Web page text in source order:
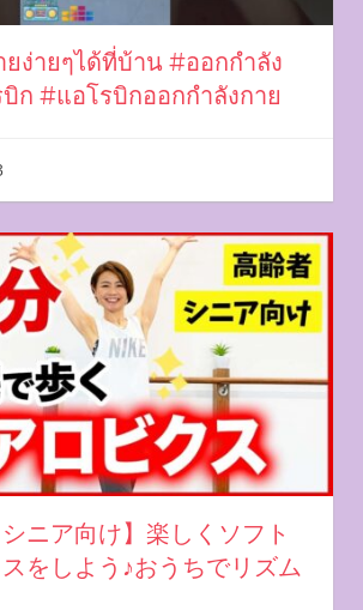
ยง่ายๆได้ที่บ้าน #ออกกำลัง
ก #แอโรบิกออกกำลังกาย
シニア向け】楽しくソフト
をしよう♪おうちでリズム